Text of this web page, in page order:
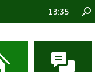
13:35